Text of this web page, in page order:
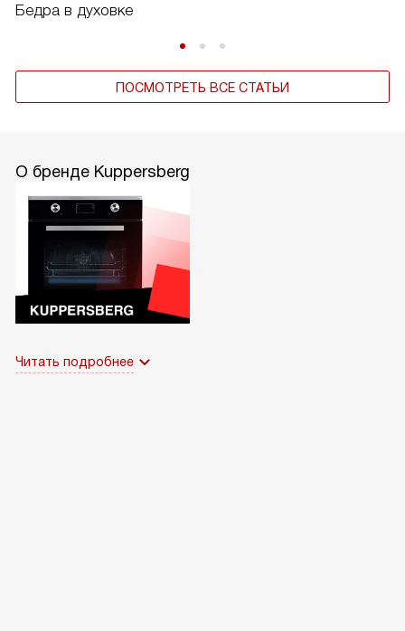
Бедра в духовке
ПОСМОТРЕТЬ ВСЕ СТАТЬИ
О бренде Kuppersberg
Читать подробнее